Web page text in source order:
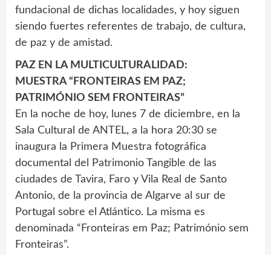
fundacional de dichas localidades, y hoy siguen
siendo fuertes referentes de trabajo, de cultura,
de paz y de amistad.
PAZ EN LA MULTICULTURALIDAD:
MUESTRA “FRONTEIRAS EM PAZ;
PATRIMÓNIO SEM FRONTEIRAS”
En la noche de hoy, lunes 7 de diciembre, en la
Sala Cultural de ANTEL, a la hora 20:30 se
inaugura la Primera Muestra fotográfica
documental del Patrimonio Tangible de las
ciudades de Tavira, Faro y Vila Real de Santo
Antonio, de la provincia de Algarve al sur de
Portugal sobre el Atlántico. La misma es
denominada “Fronteiras em Paz; Património sem
Fronteiras”.